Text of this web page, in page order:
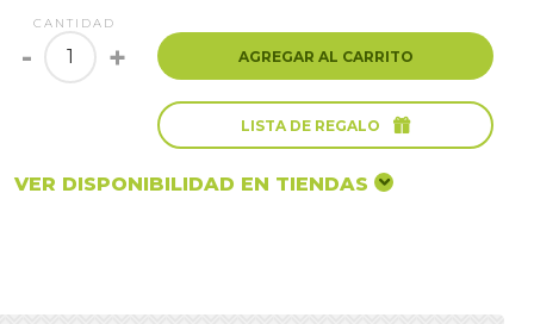
CANTIDAD
- + AGREGAR AL CARRITO
LISTA DE REGALO 
VER DISPONIBILIDAD EN TIENDAS